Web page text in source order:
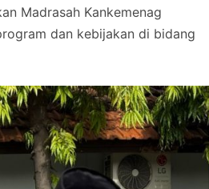
Madrasah Kankemenag
dan kebijakan di bidang